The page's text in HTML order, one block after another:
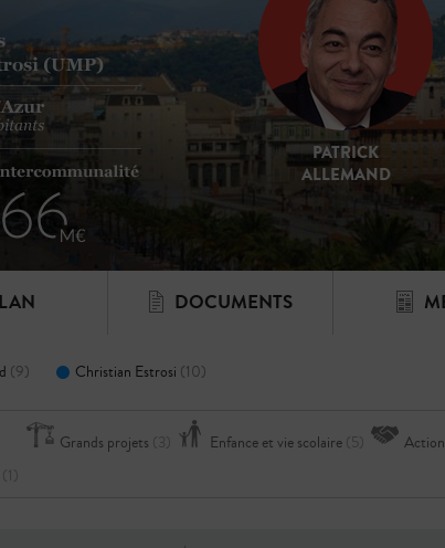
BIOGRAPHIE
PROGRAMME
PATRICK
ALLEMAND
DOCUMENTS
(9) Christian Estrosi (10)
Grands projets (3) Enfance et vie scolaire (5)